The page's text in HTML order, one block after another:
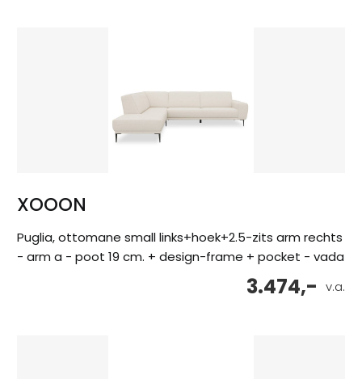
XOOON
Puglia, ottomane small links+hoek+2.5-zits arm rechts
- arm a - poot 19 cm. + design-frame + pocket - vada
v.a.
3.474,-